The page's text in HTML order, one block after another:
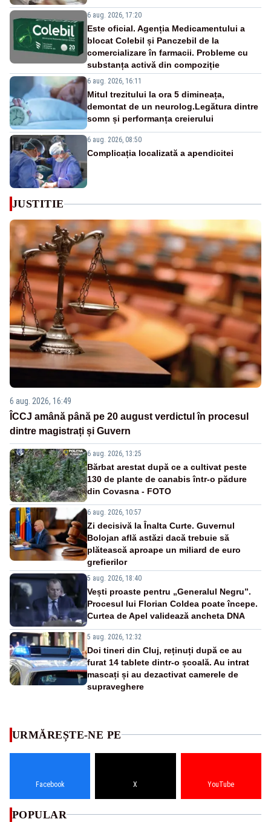
6 aug. 2026, 17:20
Este oficial. Agenția Medicamentului a
blocat Colebil și Panczebil de la
comercializare în farmacii. Probleme cu
substanța activă din compoziție
6 aug. 2026, 16:11
Mitul trezitului la ora 5 dimineața,
demontat de un neurolog.Legătura dintre
somn și performanța creierului
6 aug. 2026, 08:50
Complicația localizată a apendicitei
JUSTITIE
6 aug. 2026, 16:49
ÎCCJ amână până pe 20 august verdictul în procesul
dintre magistrați și Guvern
6 aug. 2026, 13:25
Bărbat arestat după ce a cultivat peste
130 de plante de canabis într-o pădure
din Covasna - FOTO
6 aug. 2026, 10:57
Zi decisivă la Înalta Curte. Guvernul
Bolojan află astăzi dacă trebuie să
plătească aproape un miliard de euro
grefierilor
5 aug. 2026, 18:40
Vești proaste pentru „Generalul Negru”.
Procesul lui Florian Coldea poate începe.
Curtea de Apel validează ancheta DNA
5 aug. 2026, 12:32
Doi tineri din Cluj, reținuți după ce au
furat 14 tablete dintr-o școală. Au intrat
mascați și au dezactivat camerele de
supraveghere
URMĂREȘTE-NE PE
Facebook X YouTube
POPULAR